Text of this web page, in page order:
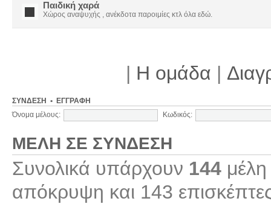
Παιδική χαρά
Χώρος αναψυχής , ανέκδοτα παροιμίες κτλ όλα εδώ.
| Η ομάδα |
ΣΎΝΔΕΣΗ • ΕΓΓΡΑΦΉ
Όνομα μέλους: Κωδικός:
ΜΈΛΗ ΣΕ ΣΎΝΔΕΣΗ
Συνολικά υπάρχουν 144
απόκρυψη και 143